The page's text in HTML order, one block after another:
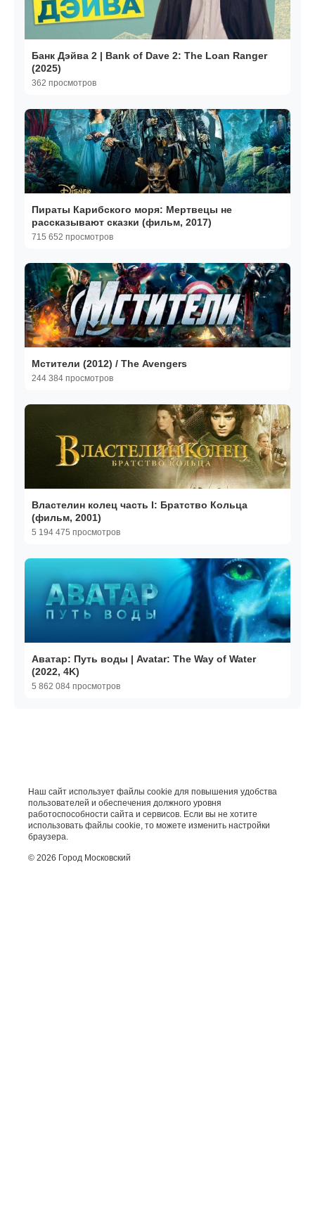
Банк Дэйва 2 | Bank of Dave 2: The Loan Ranger
(2025)
362 просмотров
Пираты Карибского моря: Мертвецы не
рассказывают сказки (фильм, 2017)
715 652 просмотров
Мстители (2012) / The Avengers
244 384 просмотров
Властелин колец часть I: Братство Кольца
(фильм, 2001)
5 194 475 просмотров
Аватар: Путь воды | Avatar: The Way of Water
(2022, 4K)
5 862 084 просмотров
Наш сайт использует файлы cookie для повышения удобства
пользователей и обеспечения должного уровня
работоспособности сайта и сервисов. Если вы не хотите
использовать файлы cookie, то можете изменить настройки
браузера.
© 2026 Город Московский